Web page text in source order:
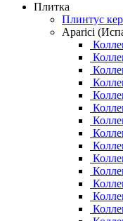
Плитка
Плинтус
Aparici